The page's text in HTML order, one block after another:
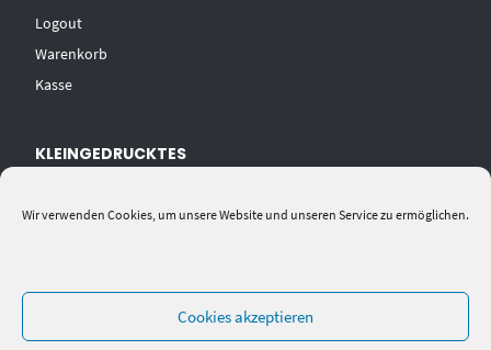
Wir verwenden Cookies, um unsere Website und unseren Service zu ermöglichen.
Cookies akzeptieren
Logout
Warenkorb
Kasse
KLEINGEDRUCKTES
Impressum